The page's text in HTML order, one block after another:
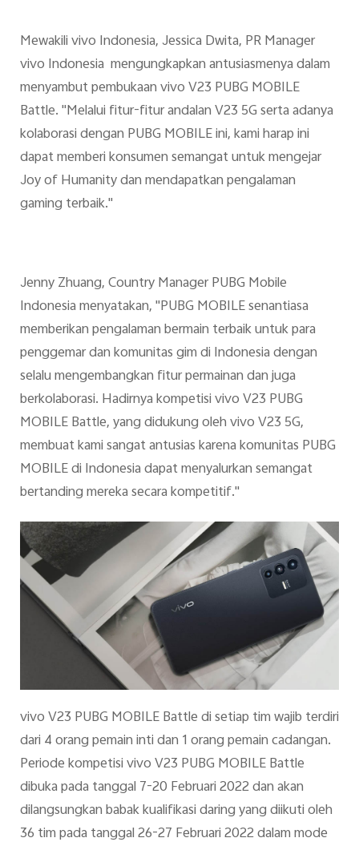
Mewakili vivo Indonesia, Jessica Dwita, PR Manager
vivo Indonesia mengungkapkan antusiasmenya dalam
menyambut pembukaan vivo V23 PUBG MOBILE
Battle. "Melalui fitur-fitur andalan V23 5G serta adanya
kolaborasi dengan PUBG MOBILE ini, kami harap ini
dapat memberi konsumen semangat untuk mengejar
Joy of Humanity dan mendapatkan pengalaman
gaming terbaik."
Jenny Zhuang, Country Manager PUBG Mobile
Indonesia menyatakan, "PUBG MOBILE senantiasa
memberikan pengalaman bermain terbaik untuk para
penggemar dan komunitas gim di Indonesia dengan
selalu mengembangkan fitur permainan dan juga
berkolaborasi. Hadirnya kompetisi vivo V23 PUBG
MOBILE Battle, yang didukung oleh vivo V23 5G,
membuat kami sangat antusias karena komunitas PUBG
MOBILE di Indonesia dapat menyalurkan semangat
bertanding mereka secara kompetitif."
vivo V23 PUBG MOBILE Battle di setiap tim wajib terdiri
dari 4 orang pemain inti dan 1 orang pemain cadangan.
Periode kompetisi vivo V23 PUBG MOBILE Battle
dibuka pada tanggal 7-20 Februari 2022 dan akan
dilangsungkan babak kualifikasi daring yang diikuti oleh
36 tim pada tanggal 26-27 Februari 2022 dalam mode